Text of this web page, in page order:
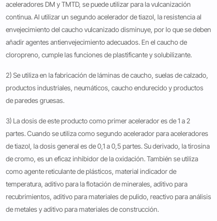
aceleradores DM y TMTD, se puede utilizar para la vulcanización
continua. Al utilizar un segundo acelerador de tiazol, la resistencia al
envejecimiento del caucho vulcanizado disminuye, por lo que se deben
añadir agentes antienvejecimiento adecuados. En el caucho de
cloropreno, cumple las funciones de plastificante y solubilizante.
2) Se utiliza en la fabricación de láminas de caucho, suelas de calzado,
productos industriales, neumáticos, caucho endurecido y productos
de paredes gruesas.
3) La dosis de este producto como primer acelerador es de 1 a 2
partes. Cuando se utiliza como segundo acelerador para aceleradores
de tiazol, la dosis general es de 0,1 a 0,5 partes. Su derivado, la tirosina
de cromo, es un eficaz inhibidor de la oxidación. También se utiliza
como agente reticulante de plásticos, material indicador de
temperatura, aditivo para la flotación de minerales, aditivo para
recubrimientos, aditivo para materiales de pulido, reactivo para análisis
de metales y aditivo para materiales de construcción.